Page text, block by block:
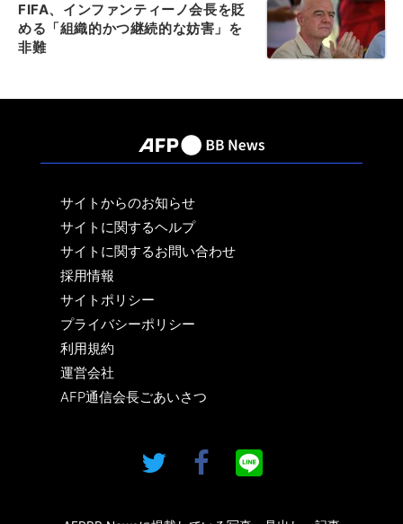
FIFA、インファンティーノ会長を貶
める「組織的かつ継続的な妨害」を
非難
サイトからのお知らせ
サイトに関するヘルプ
サイトに関するお問い合わせ
採用情報
サイトポリシー
プライバシーポリシー
利用規約
運営会社
AFP通信会長ごあいさつ